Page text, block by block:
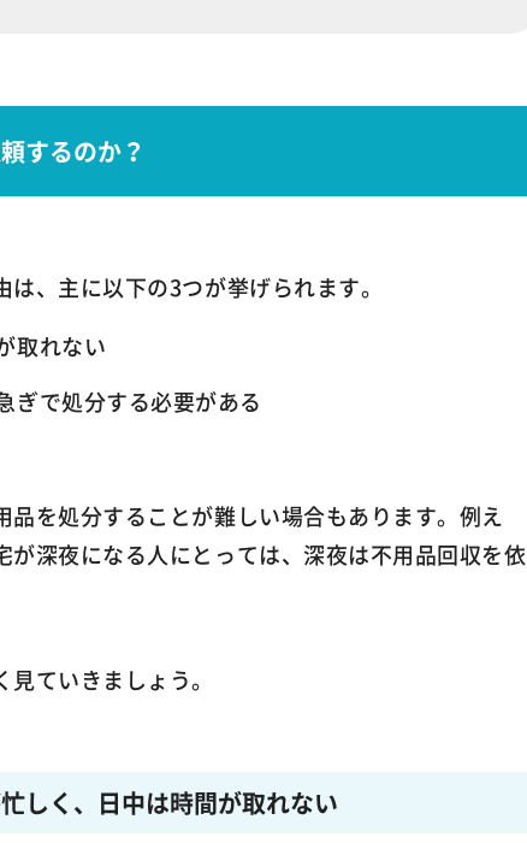
するのか？
、主に以下の3つが挙げられます。
取れない
ぎで処分する必要がある
品を処分することが難しい場合もあります。例え
が深夜になる人にとっては、深夜は不用品回収を依
ていきましょう。
しく、日中は時間が取れない